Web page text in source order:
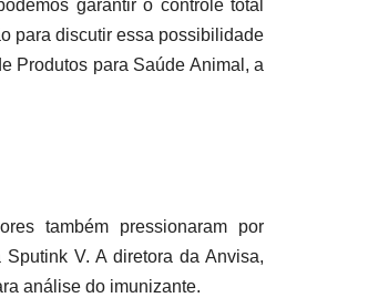
garantir o controle total
para discutir essa possibilidade
Produtos para Saúde Animal, a
também pressionaram por
V. A diretora da Anvisa,
análise do imunizante.